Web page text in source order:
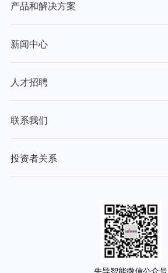
产品和解决方案
新闻中心
人才招聘
联系我们
投资者关系
先导智能微信公众号